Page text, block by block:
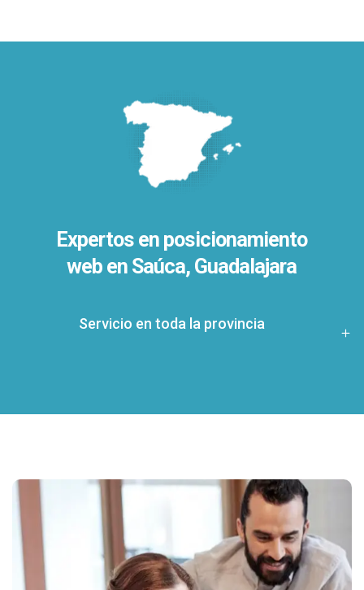
Expertos en posicionamiento
web en Saúca, Guadalajara
Servicio en toda la provincia